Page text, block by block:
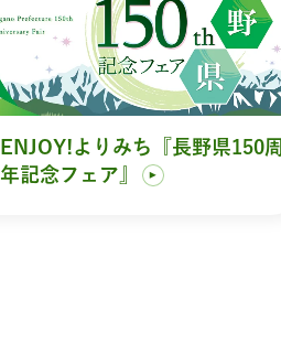
ENJOY!よりみち『長野県150周
年記念フェア』